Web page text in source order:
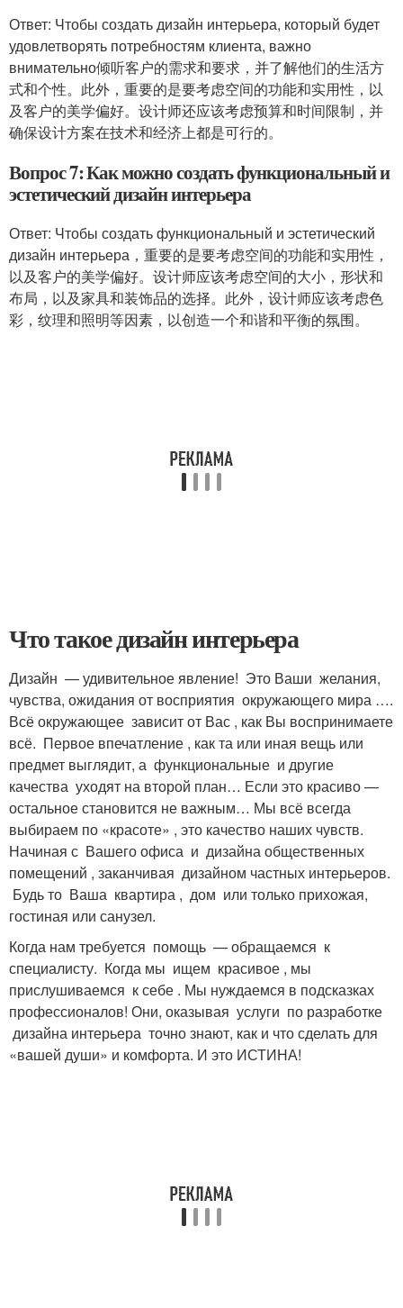
Ответ: Чтобы создать дизайн интерьера, который будет
удовлетворять потребностям клиента, важно
внимательно倾听客户的需求和要求，并了解他们的生活方
式和个性。此外，重要的是要考虑空间的功能和实用性，以
及客户的美学偏好。设计师还应该考虑预算和时间限制，并
确保设计方案在技术和经济上都是可行的。
Вопрос 7: Как можно создать функциональный и
эстетический дизайн интерьера
Ответ: Чтобы создать функциональный и эстетический
дизайн интерьера，重要的是要考虑空间的功能和实用性，
以及客户的美学偏好。设计师应该考虑空间的大小，形状和
布局，以及家具和装饰品的选择。此外，设计师应该考虑色
彩，纹理和照明等因素，以创造一个和谐和平衡的氛围。
Что такое дизайн интерьера
Дизайн — удивительное явление! Это Ваши желания,
чувства, ожидания от восприятия окружающего мира ….
Всё окружающее зависит от Вас , как Вы воспринимаете
всё. Первое впечатление , как та или иная вещь или
предмет выглядит, а функциональные и другие
качества уходят на второй план… Если это красиво —
остальное становится не важным… Мы всё всегда
выбираем по «красоте» , это качество наших чувств.
Начиная с Вашего офиса и дизайна общественных
помещений , заканчивая дизайном частных интерьеров.
Будь то Ваша квартира , дом или только прихожая,
гостиная или санузел.
Когда нам требуется помощь — обращаемся к
специалисту. Когда мы ищем красивое , мы
прислушиваемся к себе . Мы нуждаемся в подсказках
профессионалов! Они, оказывая услуги по разработке
дизайна интерьера точно знают, как и что сделать для
«вашей души» и комфорта. И это ИСТИНА!